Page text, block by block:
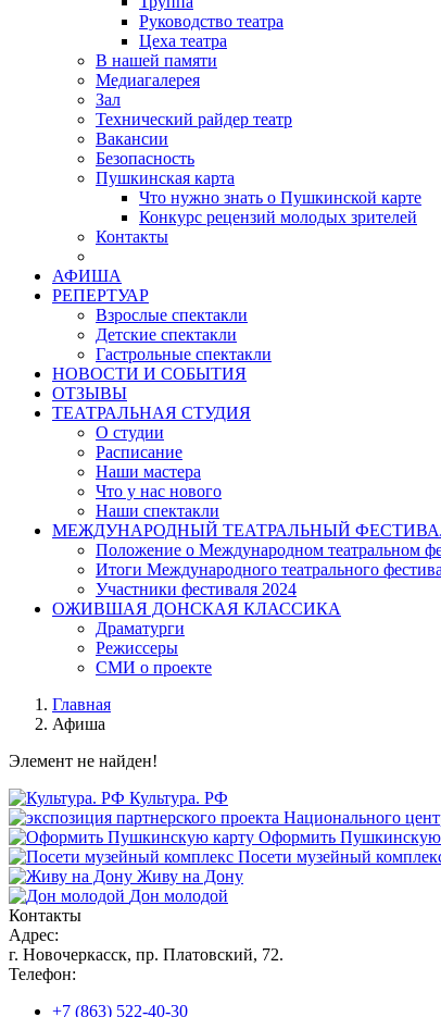
Руководство театра
Цеха театра
В нашей памяти
Медиагалерея
Зал
Технический райдер театр
Вакансии
Безопасность
Пушкинская карта
Что нужно знать о Пушкинской карте
Конкурс рецензий молодых зрителей
Контакты
АФИША
РЕПЕРТУАР
Взрослые спектакли
Детские спектакли
Гастрольные спектакли
НОВОСТИ И СОБЫТИЯ
ОТЗЫВЫ
ТЕАТРАЛЬНАЯ СТУДИЯ
О студии
Расписание
Наши мастера
Что у нас нового
Наши спектакли
МЕЖДУНАРОДНЫЙ ТЕАТРАЛЬНЫЙ
Положение о Международном театральном
Итоги Международного театрального
Участники фестиваля 2024
ОЖИВШАЯ ДОНСКАЯ КЛАССИКА
Драматурги
Режиссеры
СМИ о проекте
Главная
Афиша
Элемент не найден!
Культура. РФ
Оформить Пушкинскую
Посети музейный
Живу на Дону
Дон молодой
Контакты
Адрес:
г. Новочеркасск, пр. Платовский, 72.
Телефон:
+7 (863) 522-40-30